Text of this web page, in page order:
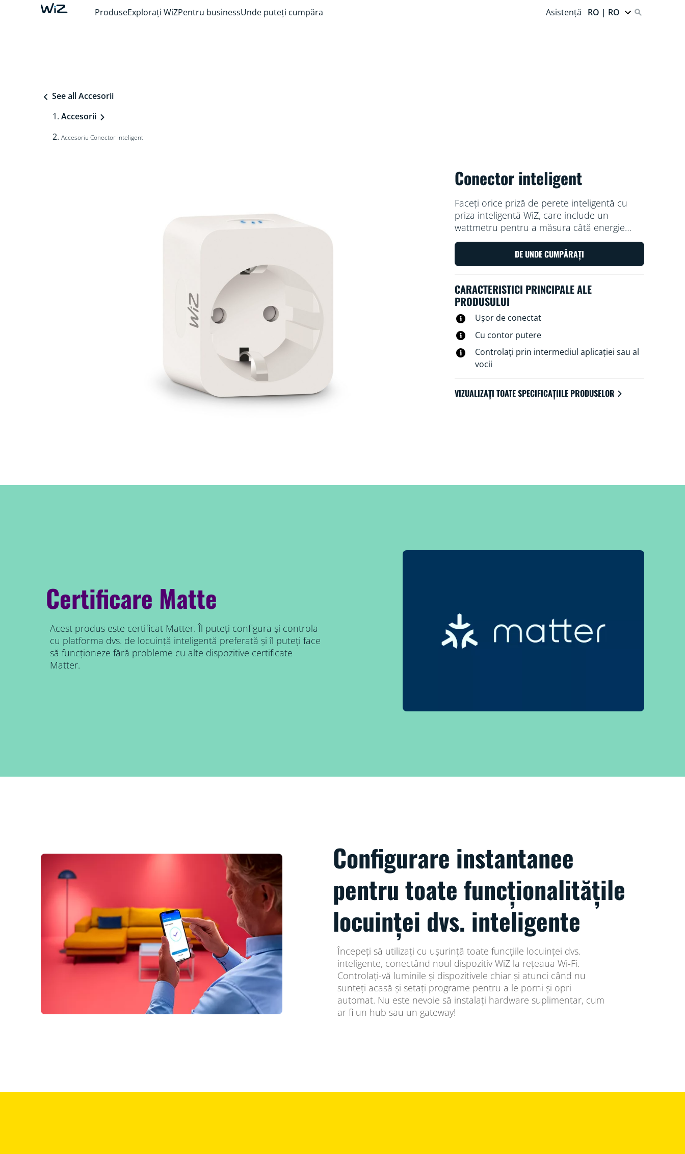
ProduseExplorați WiZPentru businessUnde puteți cumpăra Asistență RO | RO
See all Accesorii
Accesorii
Accesoriu Conector inteligent
Conector inteligent
Faceți orice priză de perete inteligentă cu
priza inteligentă WiZ, care include un
wattmetru pentru a măsura câtă energie
utilizează priza. Controlați priza cu aplicația
WiZ sau cu vocea: porniți și opriți lampa
tradițională preferată cu o atingere, de
DE UNDE CUMPĂRAȚI
CARACTERISTICI PRINCIPALE ALE
PRODUSULUI
Ușor de conectat
Cu contor putere
Controlați prin intermediul aplicației sau al
vocii
VIZUALIZAȚI TOATE SPECIFICAȚIILE PRODUSELOR
Certificare Matte
Acest produs este certificat Matter. Îl puteți configura și controla
cu platforma dvs. de locuință inteligentă preferată și îl puteți face
să funcționeze fără probleme cu alte dispozitive certificate
Matter.
Configurare instantanee
pentru toate funcționalitățile
locuinței dvs. inteligente
Începeți să utilizați cu ușurință toate funcțiile locuinței dvs.
inteligente, conectând noul dispozitiv WiZ la rețeaua Wi-Fi.
Controlați-vă luminile și dispozitivele chiar și atunci când nu
sunteți acasă și setați programe pentru a le porni și opri
automat. Nu este nevoie să instalați hardware suplimentar, cum
ar fi un hub sau un gateway!